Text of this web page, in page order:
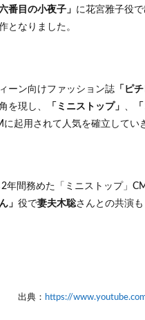
六番目の小夜子」 に花宮雅子役
となりました。
ーン向けファッション誌 「ピ
を現し、
「ミニストップ」 、
に起用されて人気を確立してい
年間務めた「ミニストップ」
」 役で妻夫木聡さんとの共演も
出典： https://